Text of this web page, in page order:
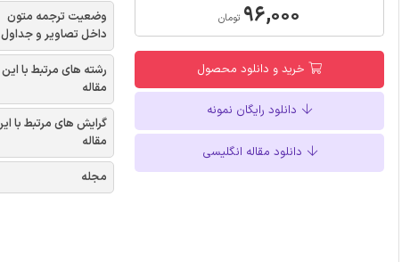
۹۶,۰۰۰ تومان
خرید و دانلود محصول
دانلود رایگان نمونه
دانلود مقاله انگلیسی
وضعیت ترجمه متون
داخل تصاویر و جداول
رشته های مرتبط با این
مقاله
گرایش های مرتبط با
مقاله
مجله